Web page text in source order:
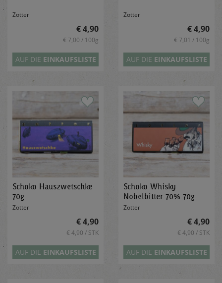
Zotter
€ 4,90
€ 7,00 / 100g
AUF DIE EINKAUFSLISTE
Zotter
€ 4,90
€ 7,01 / 100g
AUF DIE EINKAUFSLISTE
Schoko Hauszwetschke
70g
Zotter
€ 4,90
€ 4,90 / STK
AUF DIE EINKAUFSLISTE
Schoko Whisky
Nobelbitter 70% 70g
Zotter
€ 4,90
€ 4,90 / STK
AUF DIE EINKAUFSLISTE